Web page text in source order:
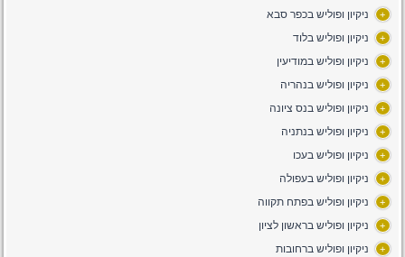
+ ניקיון ופוליש בכפר סבא
+ ניקיון ופוליש בלוד
+ ניקיון ופוליש במודיעין
+ ניקיון ופוליש בנהריה
+ ניקיון ופוליש בנס ציונה
+ ניקיון ופוליש בנתניה
+ ניקיון ופוליש בעכו
+ ניקיון ופוליש בעפולה
+ ניקיון ופוליש בפתח תקווה
+ ניקיון ופוליש בראשון לציון
+ ניקיון ופוליש ברחובות